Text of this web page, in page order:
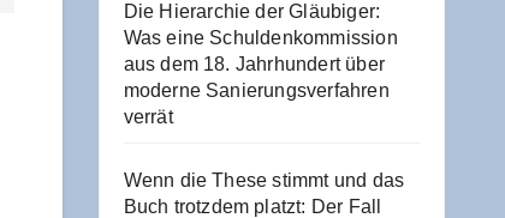
Die Hier­ar­chie der Gläu­bi­ger:
Was eine Schul­den­kom­mis­si­on
aus dem 18. Jahr­hun­dert über
moder­ne Sanie­rungs­ver­fah­ren
verrät
Wenn die The­se stimmt und das
Buch trotz­dem platzt: Der Fall